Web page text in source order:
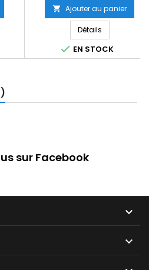
 Ajouter au panier
Détails
 EN STOCK
sur Facebook

